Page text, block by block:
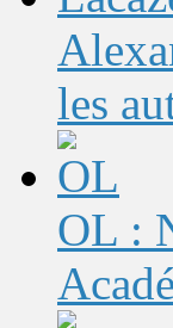
les
OL :